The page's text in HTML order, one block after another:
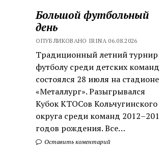
Большой футбольный
день
ОПУБЛИКОВАНО IRINA 06.08.2026
Традиционный летний турнир
футболу среди детских команд
состоялся 28 июля на стадионе
«Металлург». Разыгрывался
Кубок КТОСов Кольчугинского
округа среди команд
годов рождения. Все…
Оставить коментарий